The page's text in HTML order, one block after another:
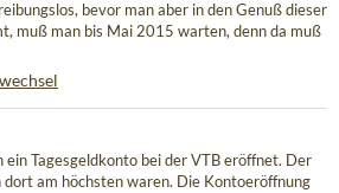
bevor man aber in den Genuß dieser
muß man bis Mai 2015 warten, denn da muß
ein Tagesgeldkonto bei der VTB eröffnet. Der
dort am höchsten waren. Die Kontoeröffnung